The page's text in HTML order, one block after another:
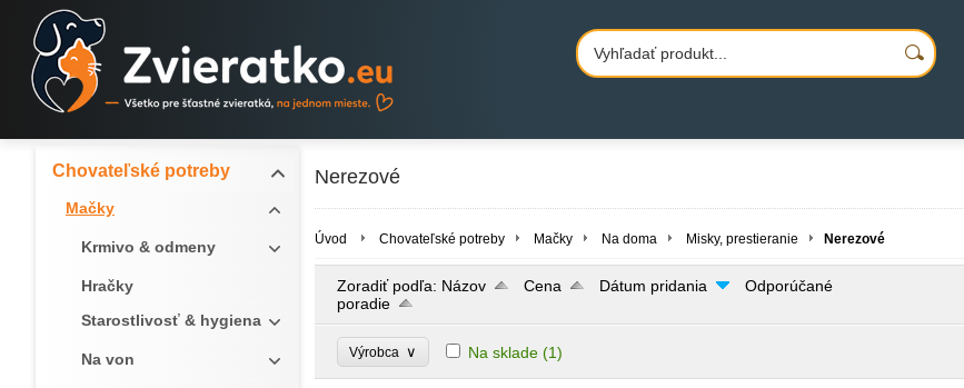
Chovateľské potreby
Mačky
Krmivo & odmeny
Hračky
Starostlivosť & hygiena
Na von
Nerezové
Úvod Chovateľské potreby Mačky Na doma Misky, prestieranie Nerezové
Zoradiť podľa: Názov Cena Dátum pridania
Odporúčané
poradie
Výrobca ∨ Na sklade (1)